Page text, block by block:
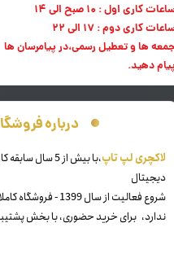
درباره
​لاکچری لپ تاپ
،با بیش از 5
دیجیتال
شروع فعالیت از سال
ندارد، برای خرید حضوری، با بخش
کاری اول : 10 صبح الی 14
کاری دوم : 17 الی 22
ها و تعطیل رسمی،در پیامرسان ها
دهید.